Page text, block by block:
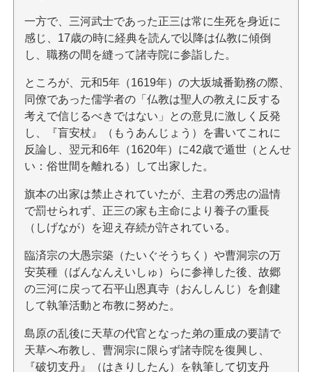
一方で、三河武士であった正三は常に生死を身近に
感じ、17歳の時に経典を読んで以降は仏教に傾倒
し、職務の間を縫って諸寺院に参詣した。
ところが、元和5年（1619年）の大坂城番勤務の際、
同僚であった儒学者の「仏教は聖人の教えに反する
考えで信じるべきではない」との意見に激しく反発
し、『盲安杖』（もうあんじょう）を書いてこれに
反論し、翌元和6年（1620年）に42歳で遁世（とんせ
い：俗世間を離れる）して出家した。
旗本の出家は禁止されていたが、主君の秀忠の温情
で罰せられず、正三の家も主命により養子の重長
（しげなが）を迎え存続が許されている。
臨済宗の大愚宗築（たいぐそうちく）や曹洞宗の万
安英種（ばんなんえいしゅ）らに参禅した後、故郷
の三河に戻って石平山恩真寺（おんしんじ）を創建
して執筆活動と布教に努めた。
島原の乱後に天草の代官となった弟の重成の要請で
天草へ布教し、曹洞宗に限らず諸寺院を復興し、
『破切支丹』（はきりしたん）を執筆して切支丹